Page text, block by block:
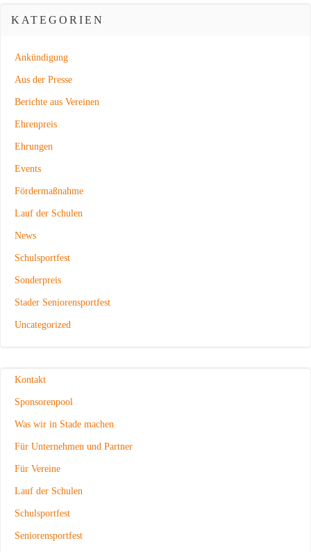
KATEGORIEN
Ankündigung
Aus der Presse
Berichte aus Vereinen
Ehrenpreis
Ehrungen
Events
Fördermaßnahme
Lauf der Schulen
News
Schulsportfest
Sonderpreis
Stader Seniorensportfest
Uncategorized
Kontakt
Sponsorenpool
Was wir in Stade machen
Für Unternehmen und Partner
Für Vereine
Lauf der Schulen
Schulsportfest
Seniorensportfest